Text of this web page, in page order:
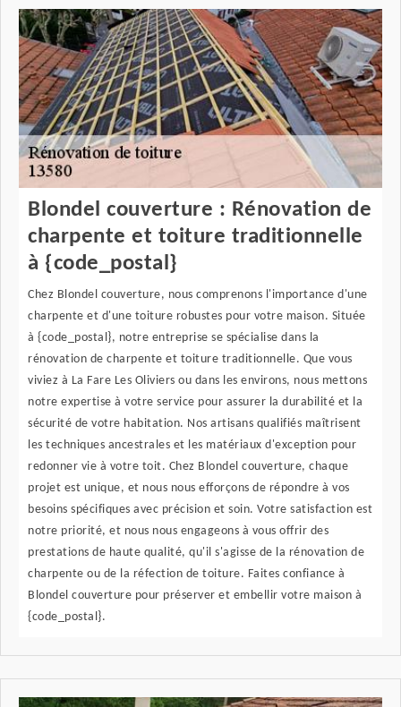
Blondel couverture : Rénovation de
charpente et toiture traditionnelle
à {code_postal}
Chez Blondel couverture, nous comprenons l'importance d'une
charpente et d'une toiture robustes pour votre maison. Située
à {code_postal}, notre entreprise se spécialise dans la
rénovation de charpente et toiture traditionnelle. Que vous
viviez à La Fare Les Oliviers ou dans les environs, nous mettons
notre expertise à votre service pour assurer la durabilité et la
sécurité de votre habitation. Nos artisans qualifiés maîtrisent
les techniques ancestrales et les matériaux d'exception pour
redonner vie à votre toit. Chez Blondel couverture, chaque
projet est unique, et nous nous efforçons de répondre à vos
besoins spécifiques avec précision et soin. Votre satisfaction est
notre priorité, et nous nous engageons à vous offrir des
prestations de haute qualité, qu'il s'agisse de la rénovation de
charpente ou de la réfection de toiture. Faites confiance à
Blondel couverture pour préserver et embellir votre maison à
{code_postal}.